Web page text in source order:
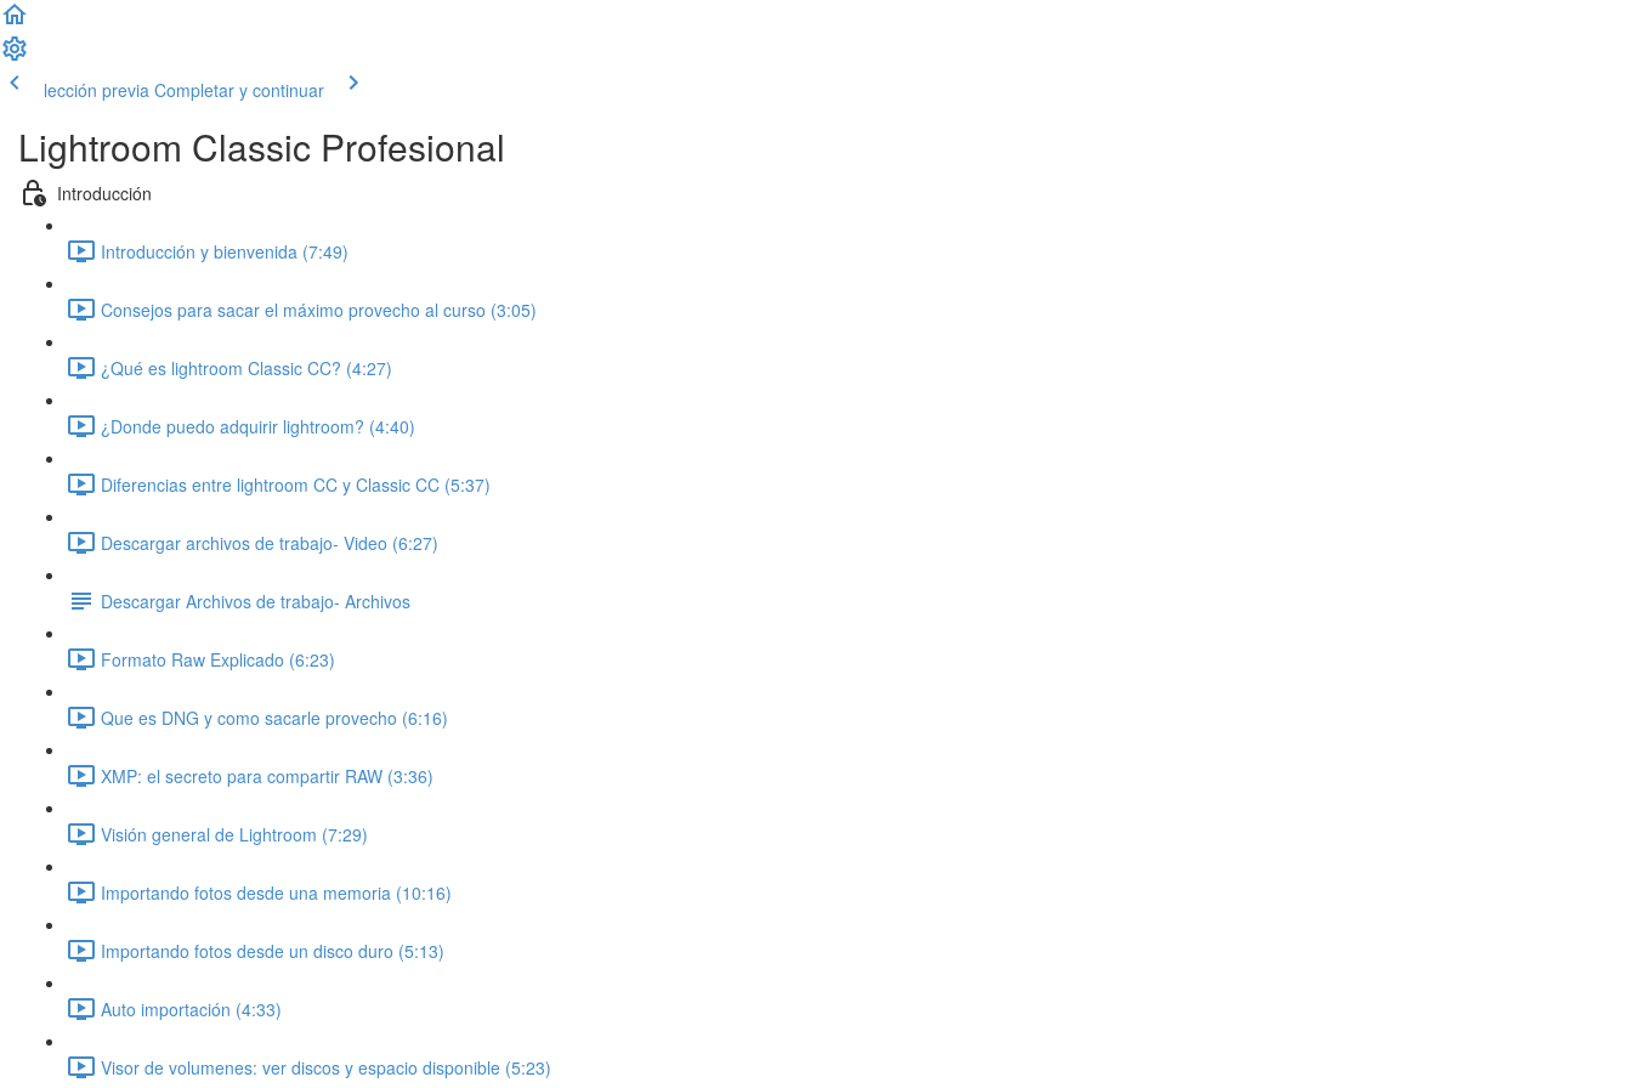
lección previa Completar y continuar
Lightroom Classic Profesional
Introducción
Introducción y bienvenida (7:49)
Consejos para sacar el máximo provecho al curso (3:05)
¿Qué es lightroom Classic CC? (4:27)
¿Donde puedo adquirir lightroom? (4:40)
Diferencias entre lightroom CC y Classic CC (5:37)
Descargar archivos de trabajo- Video (6:27)
Descargar Archivos de trabajo- Archivos
Formato Raw Explicado (6:23)
Que es DNG y como sacarle provecho (6:16)
XMP: el secreto para compartir RAW (3:36)
Visión general de Lightroom (7:29)
Importando fotos desde una memoria (10:16)
Importando fotos desde un disco duro (5:13)
Auto importación (4:33)
Visor de volumenes: ver discos y espacio disponible (5:23)